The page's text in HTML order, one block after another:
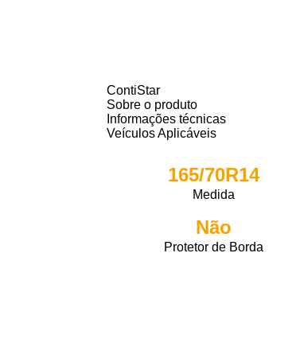
ContiStar
Sobre o produto
Informações técnicas
Veículos Aplicáveis
165/70R14
Medida
Não
Protetor de Borda